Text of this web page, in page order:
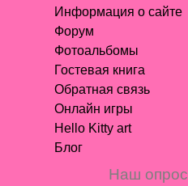
Информация о сайте
Форум
Фотоальбомы
Гостевая книга
Обратная связь
Онлайн игры
Hello Kitty art
Блог
Наш опрос